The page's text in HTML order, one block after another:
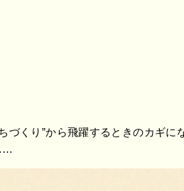
くり”から飛躍するときのカギ